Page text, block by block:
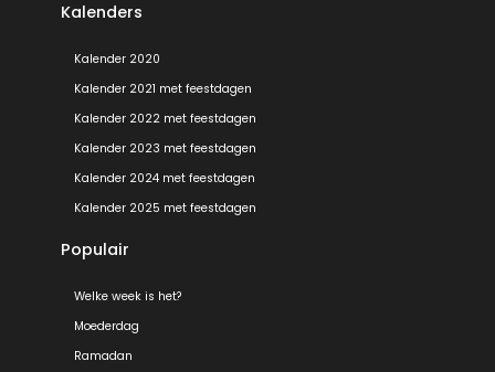
Kalenders
Kalender 2020
Kalender 2021 met feestdagen
Kalender 2022 met feestdagen
Kalender 2023 met feestdagen
Kalender 2024 met feestdagen
Kalender 2025 met feestdagen
Populair
Welke week is het?
Moederdag
Ramadan